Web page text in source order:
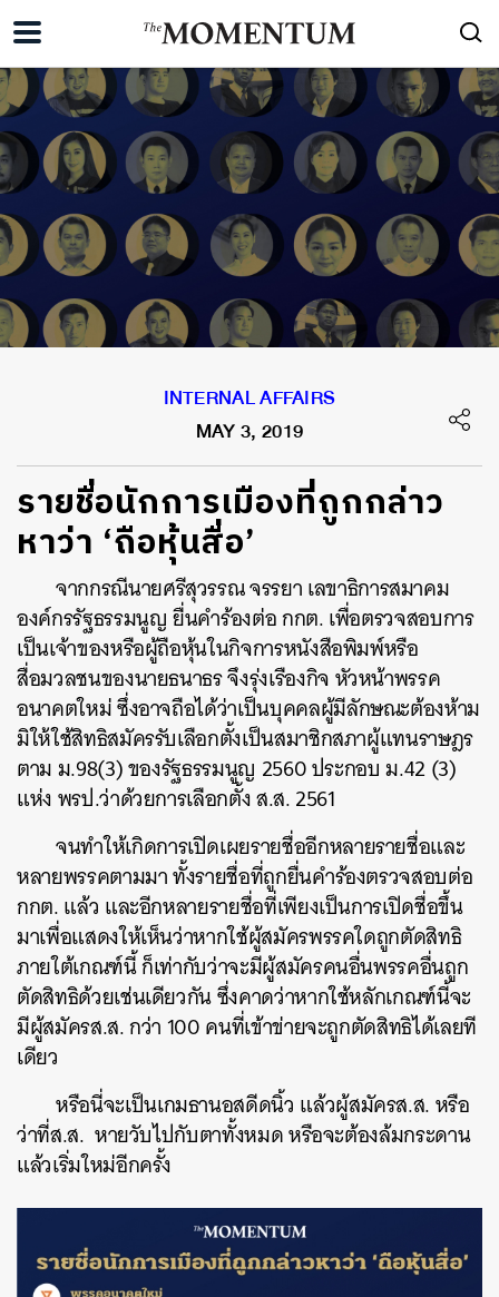
INTERNAL AFFAIRS
MAY 3, 2019
รายชื่อนักการเมืองที่ถูกกล่าว
หาว่า ‘ถือหุ้นสื่อ’
จากกรณีนายศรีสุวรรณ จรรยาเลขาธิการสมาคม
องค์กรรัฐธรรมนูญ ยื่นคำร้องต่อ กกต. เพื่อตรวจสอบการ
เป็นเจ้าของหรือผู้ถือหุ้นในกิจการหนังสือพิมพ์หรือ
สื่อมวลชนของนายธนาธร จึงรุ่งเรืองกิจ หัวหน้าพรรค
อนาคตใหม่ซึ่งอาจถือได้ว่าเป็นบุคคลผู้มีลักษณะต้องห้าม
มิให้ใช้สิทธิสมัครรับเลือกตั้งเป็นสมาชิกสภาผู้แทนราษฎร
ตาม ม.98(3) ของรัฐธรรมนูญ 2560 ประกอบ ม.42 (3)
แห่ง พรป.ว่าด้วยการเลือกตั้ง ส.ส. 2561
จนทำให้เกิดการเปิดเผยรายชื่ออีกหลายรายชื่อและ
หลายพรรคตามมา ทั้งรายชื่อที่ถูกยื่นคำร้องตรวจสอบต่อ
กกต. แล้ว และอีกหลายรายชื่อที่เพียงเป็นการเปิดชื่อขึ้น
มาเพื่อแสดงให้เห็นว่าหากใช้ผู้สมัครพรรคใดถูกตัดสิทธิ
ภายใต้เกณฑ์นี้ ก็เท่ากับว่าจะมีผู้สมัครคนอื่นพรรคอื่นถูก
ตัดสิทธิด้วยเช่นเดียวกัน ซึ่งคาดว่าหากใช้หลักเกณฑ์นี้จะ
มีผู้สมัครส.ส. กว่า 100 คนที่เข้าข่ายจะถูกตัดสิทธิได้เลยที
เดียว
หรือนี่จะเป็นเกมธานอสดีดนิ้ว แล้วผู้สมัครส.ส. หรือ
ว่าที่ส.ส. หายวับไปกับตาทั้งหมด หรือจะต้องล้มกระดาน
แล้วเริ่มใหม่อีกครั้ง